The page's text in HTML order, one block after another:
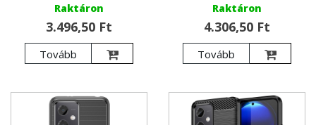
Raktáron
3.496,50 Ft
Tovább
Raktáron
4.306,50 Ft
Tovább